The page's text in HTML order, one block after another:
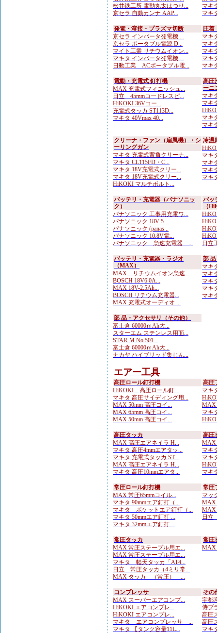
松井鉄工所 電動丸太はつり...
京セラ 自動カンナ AAP...
マキ
マキ
発電・溶接・プラズマ切断
京セラ インバータ発電機 ...
京セラ ポータブル電源 D...
マイト工業 リチウムイオン...
マキタ インバータ発電機 ...
日動工業 ACポータブル電...
圧着
マキ
マキ
マキ
マキ
マキ
電動・充電式 釘打機
MAX 充電式フィニッシュ...
日立 45mmコードレスピ...
HiKOKI 36Vコー...
充電式タッカ ST113D...
マキタ 40Vmax 40...
高圧
ーニ
マキ
マキ
マキ
マキ
クリーナ・ファン（扇風機）・シ
ーリングガン
マキタ 充電式背負クリーナ...
マキタ CL115FD・C...
マキタ 18V充電式クリー...
マキタ 18V充電式クリー...
HiKOKI マルチボルト...
冷温
マキ
マキ
マキ
マキ
バッテリ・充電器（パナソニッ
ク）
パナソニック 工事用充電ワ...
パナソニック 18V 5....
パナソニック (panas...
パナソニック 10.8V電...
パナソニック 急速充電器 ...
バッ
（
日立
バッテリ・充電器・ラジオ
（MAX）
MAX リチウムイオン急速...
BOSCH 18V6.0A...
MAX 18V-2.5Ah...
BOSCH リチウム充電器...
MAX 充電式オーディオ ...
部
マキ
マキ
マキ
マキ
マキ
部 品・アクセサリ（その他）
富士倉 60000ｍAh大...
スターエム ステンレス用面...
STAR-M No.501...
富士倉 60000ｍAh大...
ナカヤ ハイブリッド集じん...
エアー工具
高圧ロール釘打機
HiKOKI 高圧ロール釘...
マキタ 高圧サイディング用...
MAX 50mm 高圧コイ...
MAX 65mm 高圧コイ...
MAX 50mm 高圧コイ...
高圧
マキ
MAX
マキ
高圧タッカ
MAX 高圧エアネイラ H...
マキタ 高圧4mmエアタッ...
マキタ 充電式タッカ ST...
MAX 高圧エアネイラ H...
マキタ 高圧10mmエアタ...
高圧
MAX
マキ
マキ
マキ
常圧ロール釘打機
MAX 常圧65mmコイル...
マキタ 90mmエア釘打（...
マキタ ポケットエア釘打（...
マキタ 50mmエア釘打 ...
マキタ 32mmエア釘打 ...
常圧
マッ
MAX
MAX
日立
常圧タッカ
MAX 常圧ステープル用エ...
MAX 常圧ステープル用エ...
マキタ 軽天タッカ「AT4...
日立 常圧タッカ（4ミリ常...
MAX タッカ （常圧） ...
常圧
MAX
コンプレッサ
MAX スーパーエアコンプ...
HiKOKI エアコンプレ...
HiKOKI エアコンプレ...
マキタ エアコンプレッサ ...
マキタ 【タンク容量11L...
その
宇都
侍ブ
高圧
高圧
マキ